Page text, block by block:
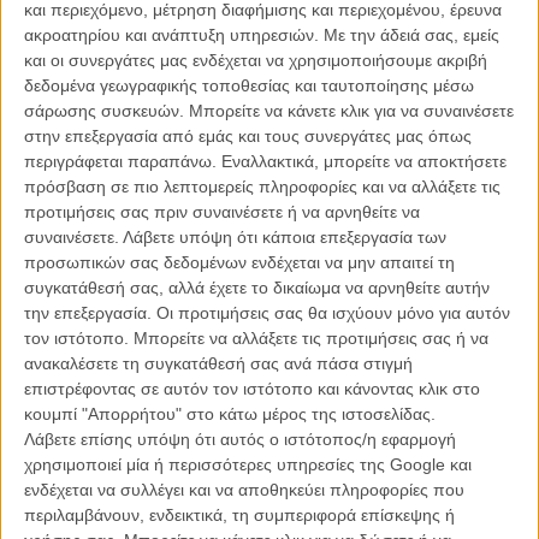
και περιεχόμενο, μέτρηση διαφήμισης και περιεχομένου, έρευνα
ακροατηρίου και ανάπτυξη υπηρεσιών. Με την άδειά σας, εμείς
και οι συνεργάτες μας ενδέχεται να χρησιμοποιήσουμε ακριβή
δεδομένα γεωγραφικής τοποθεσίας και ταυτοποίησης μέσω
σάρωσης συσκευών. Μπορείτε να κάνετε κλικ για να συναινέσετε
στην επεξεργασία από εμάς και τους συνεργάτες μας όπως
περιγράφεται παραπάνω. Εναλλακτικά, μπορείτε να αποκτήσετε
πρόσβαση σε πιο λεπτομερείς πληροφορίες και να αλλάξετε τις
προτιμήσεις σας πριν συναινέσετε ή να αρνηθείτε να
συναινέσετε. Λάβετε υπόψη ότι κάποια επεξεργασία των
προσωπικών σας δεδομένων ενδέχεται να μην απαιτεί τη
συγκατάθεσή σας, αλλά έχετε το δικαίωμα να αρνηθείτε αυτήν
την επεξεργασία. Οι προτιμήσεις σας θα ισχύουν μόνο για αυτόν
τον ιστότοπο. Μπορείτε να αλλάξετε τις προτιμήσεις σας ή να
ανακαλέσετε τη συγκατάθεσή σας ανά πάσα στιγμή
επιστρέφοντας σε αυτόν τον ιστότοπο και κάνοντας κλικ στο
κουμπί "Απορρήτου" στο κάτω μέρος της ιστοσελίδας.
Λάβετε επίσης υπόψη ότι αυτός ο ιστότοπος/η εφαρμογή
χρησιμοποιεί μία ή περισσότερες υπηρεσίες της Google και
ενδέχεται να συλλέγει και να αποθηκεύει πληροφορίες που
περιλαμβάνουν, ενδεικτικά, τη συμπεριφορά επίσκεψης ή
ανακηρύχθηκε από μερίδα του Τύπου και των φανατικών
θαυμαστών της σειράς ως ο «καλύτερος κακός» στην ιστορία του
Τζέιμς Μποντ και κάτι ανάλογο θα ήθελαν οι δημιουργοί του Μποντ
για τον κακό που θα κλέψει την παράσταση στο «Bond 24».
Το κάλεσμα για το κάστινγκ του κακού της 24ης περιπέτειας του
Τζέιμς Μποντ μιλάει για έναν εξαιρετικά γυμνασμένο άνδρα,
ανάμεσα στα 30 και τα 45 χρόνια, με ύψος περίπου γυρω στο 1.90,
δίνοντας έμφαση σε πρώην αθλητές και σε όποιον είναι «τελείως
ασυνήθιστος». Ο ρόλος του Hinx (όπως είναι το όνομα του κύριου
κακού της ταινίας, το οποίο όμως μπορεί να αλλάξει πριν την
έναρξη των γυρισμάτων) συμπεριλαμβάνει αρκετές συναντήσεις με
τον Ντάνιελ Κρεγκ και μια σκηνή κυνηγητού με αυτοκίνητα.
O «Jaws» στο «Moonraker»
Ο στόχος, σύμφωνα με την επίσημη ανακοίνωση, είναι να βρεθεί ο
επόμενος «Jaws» (ο κακός του «Ο Κατάσκοπος που με Αγάπησε»
και «Moonraker» που υποδύθηκε ο Ρίτσαρντ Κίελ) ή ο επόμενος
«Oddjob» (o κακός του «Goldfinger» που τον υποδύθηκε ο